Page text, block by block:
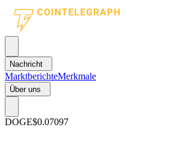
Nachricht
MarktberichteMerkmale
Über uns
DOGE$0.07097